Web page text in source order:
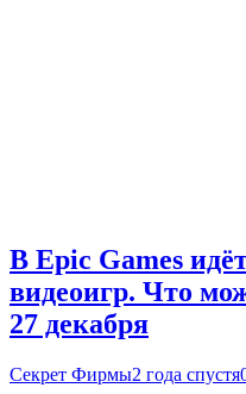
В Epic Games
видеоигр. Что
27 декабря
Секрет Фирмы2 года спустя